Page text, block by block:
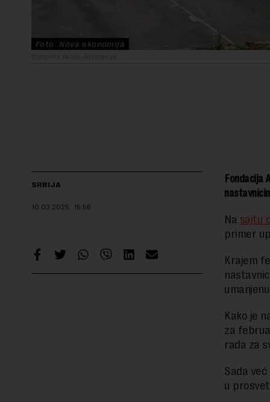
Foto: Nova ekonomija
SRBIJA
10.03.2025. 15:56
Fondacija
Na sajtu
primer
Krajem
Kako je
za
rada za
Sada
u